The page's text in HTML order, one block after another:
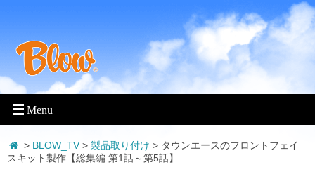
> BLOW_TV> 製品取り付け > タウンエースのフロントフェイ
スキット製作【総集編:第1話～第5話】